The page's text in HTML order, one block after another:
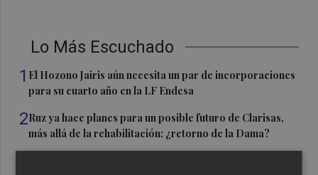
Lo Más Escuchado
1 El Hozono Jairis aún necesita un par de incorporaciones
para su cuarto año en la LF Endesa
2Ruz ya hace planes para un posible futuro de Clarisas,
más allá de la rehabilitación: ¿retorno de la Dama?